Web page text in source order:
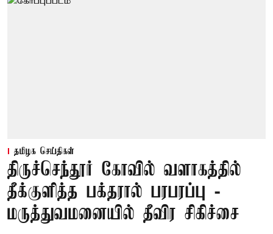
தமிழக செய்திகள்
திருச்செந்தூர் கோவில் வளாகத்தில்
தீக்குளித்த பக்தரால் பரபரப்பு -
மருத்துவமனையில் தீவிர சிகிச்சை